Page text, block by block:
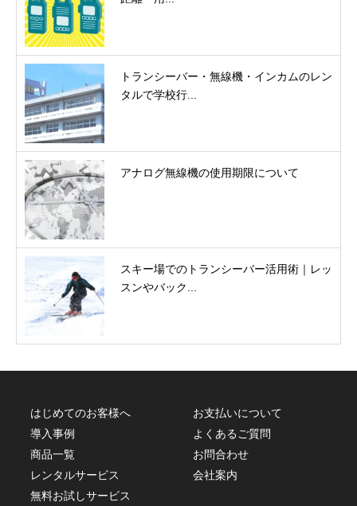
トランシーバー・無線機・インカムのレン
タルで学校行...
アナログ無線機の使用期限について
スキー場でのトランシーバー活用術｜レッ
スンやバック...
はじめてのお客様へ
導入事例
商品一覧
レンタルサービス
無料お試しサービス
お支払いについて
よくあるご質問
お問合わせ
会社案内